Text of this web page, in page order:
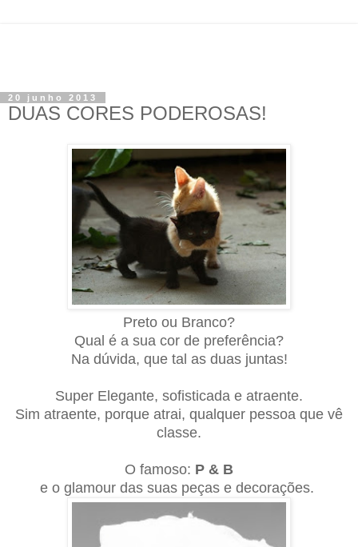
20 junho 2013
DUAS CORES PODEROSAS!
Preto ou Branco?
Qual é a sua cor de preferência?
Na dúvida, que tal as duas juntas!
Super Elegante, sofisticada e atraente.
Sim atraente, porque atrai, qualquer pessoa que vê
classe.
O famoso: P & B
e o glamour das suas peças e decorações.